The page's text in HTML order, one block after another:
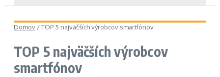
Domov /TOP 5 najväčších výrobcov smartfónov
TOP 5 najväčších výrobcov
smartfónov